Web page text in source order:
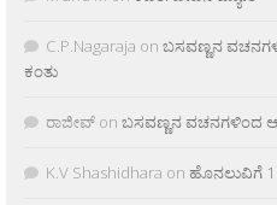
C.P.Nagaraja on ಬಸವಣ್ಣನ
ಕಂತು
ರಾಜೀವ್ on ಬಸವಣ್ಣನ ವಚನಗಳಿಂದ
K.V Shashidhara on ಹೊನಲುವಿಗೆ